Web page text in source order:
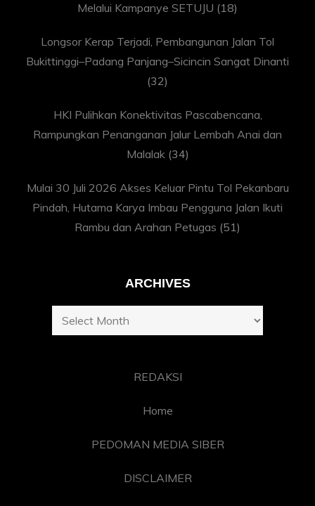
Melalui Kampanye SETUJU (18)
Longsor Kerap Terjadi, Pembangunan Jalan Tol
Bukittinggi–Padang Panjang–Sicincin Sangat Dinanti
(32)
HKI Pulihkan Konektivitas Pascabencana,
Rampungkan Penanganan Jalur Lembah Anai dan
Malalak (34)
Mulai 30 Juli 2026 Akses Keluar Pintu Tol Pekanbaru
Pindah, Hutama Karya Imbau Pengguna Jalan Ikuti
Rambu dan Arahan Petugas (51)
ARCHIVES
Archives
REDAKSI
Home
PEDOMAN MEDIA SIBER
DISCLAIMER